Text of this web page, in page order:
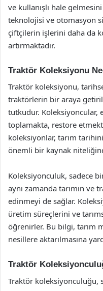
ve kullanışlı hale
teknolojisi ve otomasyon
çiftçilerin işlerini daha da
artırmaktadır.
Traktör Koleksiyonu
Traktör koleksiyonu,
traktörlerin bir araya
tutkudur. Koleksiyoncular,
toplamakta, restore
koleksiyonlar, tarım
önemli bir kaynak
Koleksiyonculuk, sadece
aynı zamanda tarımın
edinmeyi de sağlar.
üretim süreçlerini ve
öğrenirler. Bu bilgi, tarım
nesillere aktarılmasına
Traktör
Traktör koleksiyonculuğu,